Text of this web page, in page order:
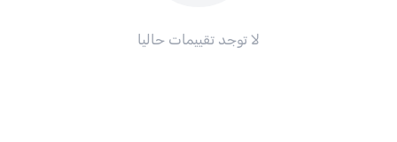
لا توجد تقييمات حاليا